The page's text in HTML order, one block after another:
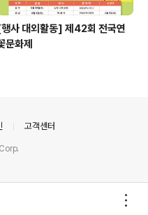
[행사 대외활동] 제42회 전국연
문화제
고객센터